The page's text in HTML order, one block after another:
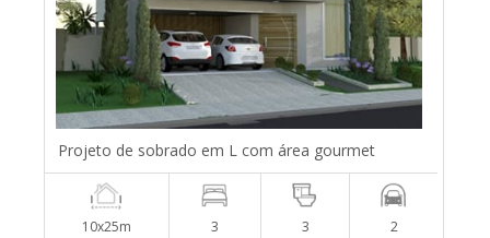
Projeto de sobrado em L com área gourmet
10x25m 3 3 2